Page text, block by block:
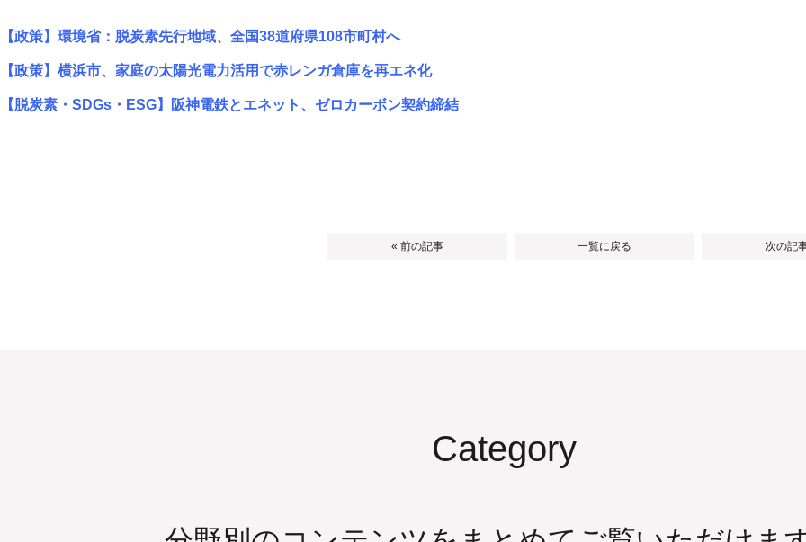
【政策】環境省：脱炭素先行地域、全国38道府県108市町村へ
【政策】横浜市、家庭の太陽光電力活用で赤レンガ倉庫を再エネ化
【脱炭素・SDGs・ESG】阪神電鉄とエネット、ゼロカーボン契約締結
« 前の記事 一覧に戻る 次の記
Category